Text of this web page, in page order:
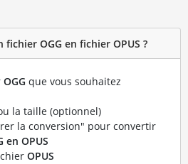
OGG en fichier OPUS ?
OGG que vous souhaitez
la taille (optionnel)
la conversion" pour convertir
en OPUS
OPUS